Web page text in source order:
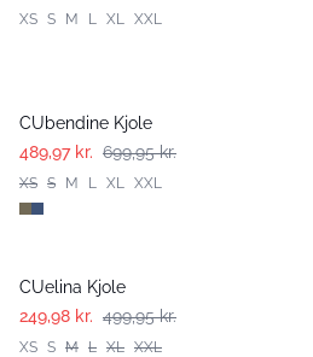
XS S M L XL XXL
CUbendine Kjole
489,97 kr. 699,95 kr.
XS S M L XL XXL
CUelina Kjole
249,98 kr. 499,95 kr.
XS S M L XL XXL